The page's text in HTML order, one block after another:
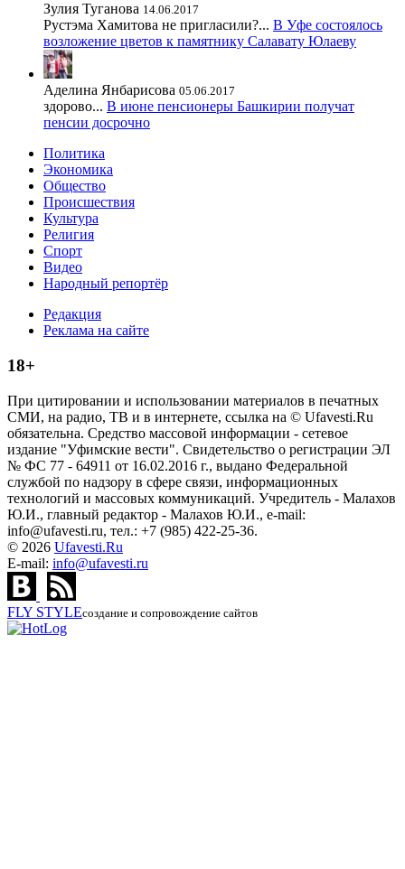
Зулия Туганова 14.06.2017
Рустэма Хамитова не пригласили?... В Уфе состоялось
возложение цветов к памятнику Салавату Юлаеву
Аделина Янбарисова 05.06.2017
здорово... В июне пенсионеры Башкирии получат
пенсии досрочно
Политика
Экономика
Общество
Происшествия
Культура
Религия
Спорт
Видео
Народный репортёр
Редакция
Реклама на сайте
18+
При цитировании и использовании материалов в печатных
СМИ, на радио, ТВ и в интернете, ссылка на © Ufavesti.Ru
обязательна. Средство массовой информации - сетевое
издание "Уфимские вести". Свидетельство о регистрации ЭЛ
№ ФС 77 - 64911 от 16.02.2016 г., выдано Федеральной
службой по надзору в сфере связи, информационных
технологий и массовых коммуникаций. Учредитель - Малахов
Ю.И., главный редактор - Малахов Ю.И., e-mail:
info@ufavesti.ru, тел.: +7 (985) 422-25-36.
© 2026 Ufavesti.Ru
E-mail: info@ufavesti.ru
FLY STYLEсоздание и сопровождение сайтов